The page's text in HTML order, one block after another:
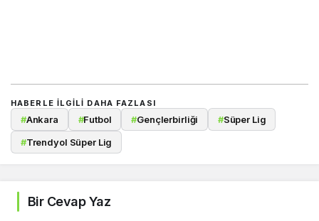
HABERLE ILGILI DAHA FAZLASI
#Ankara #Futbol #Gençlerbirliği #Süper Lig
#Trendyol Süper Lig
Bir Cevap Yaz